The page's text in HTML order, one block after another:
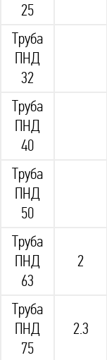
25
Труба
ПНД
32
Труба
ПНД
40
Труба
ПНД
50
Труба
ПНД
63
2
Труба
ПНД
75
2.3